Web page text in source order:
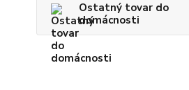
Ostatný tovar do
domácnosti